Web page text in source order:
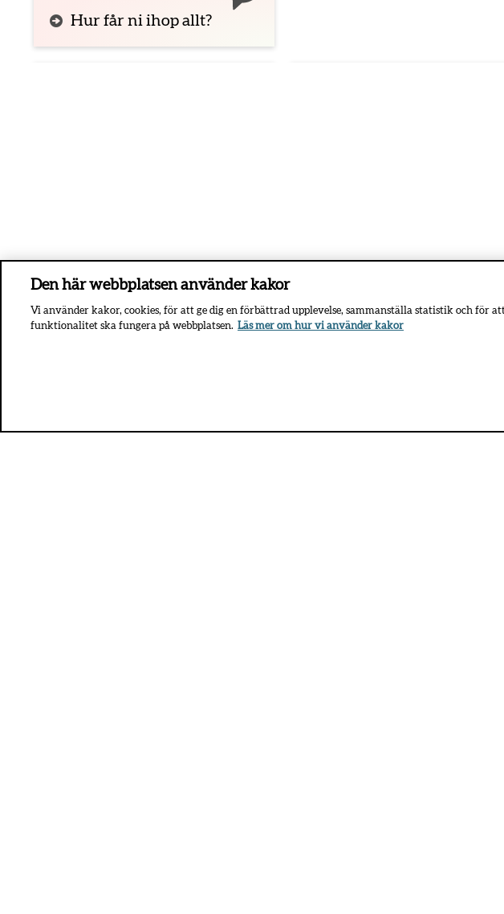
Hur får ni ihop allt?
Den här webbplatsen använder kakor
Vi använder kakor, cookies, för att ge dig en förbättrad upplevelse, sammanställa statistik och för
funktionalitet ska fungera på webbplatsen. Läs mer om hur vi använder kakor